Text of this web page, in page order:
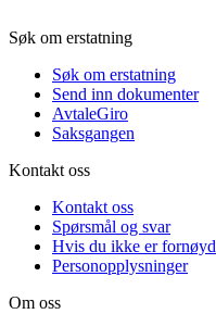
Søk om erstatning
Søk om erstatning
Send inn dokumenter
AvtaleGiro
Saksgangen
Kontakt oss
Kontakt oss
Spørsmål og svar
Hvis du ikke er fornøyd
Personopplysninger
Om oss